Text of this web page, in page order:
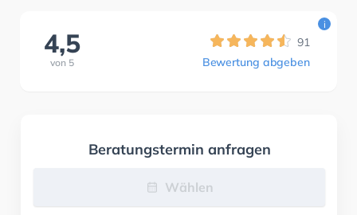
4,5
von 5
91
Bewertung abgeben
i
Beratungstermin anfragen
Wählen